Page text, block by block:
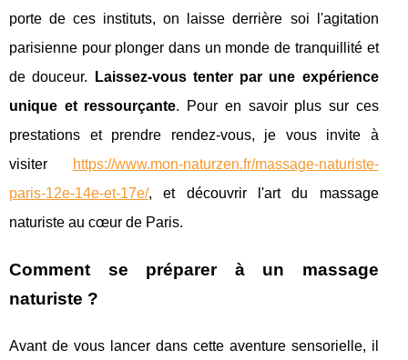
porte de ces instituts, on laisse derrière soi l'agitation
parisienne pour plonger dans un monde de tranquillité et
de douceur.
Laissez-vous tenter par une expérience
unique et ressourçante. Pour en savoir plus sur ces
prestations et prendre rendez-vous, je vous invite à
visiter
https://www.mon-naturzen.fr/massage-naturiste-
paris-12e-14e-et-17e/, et découvrir l'art du massage
naturiste au cœur de Paris.
Comment se préparer à un massage
naturiste ?
Avant de vous lancer dans cette aventure sensorielle, il